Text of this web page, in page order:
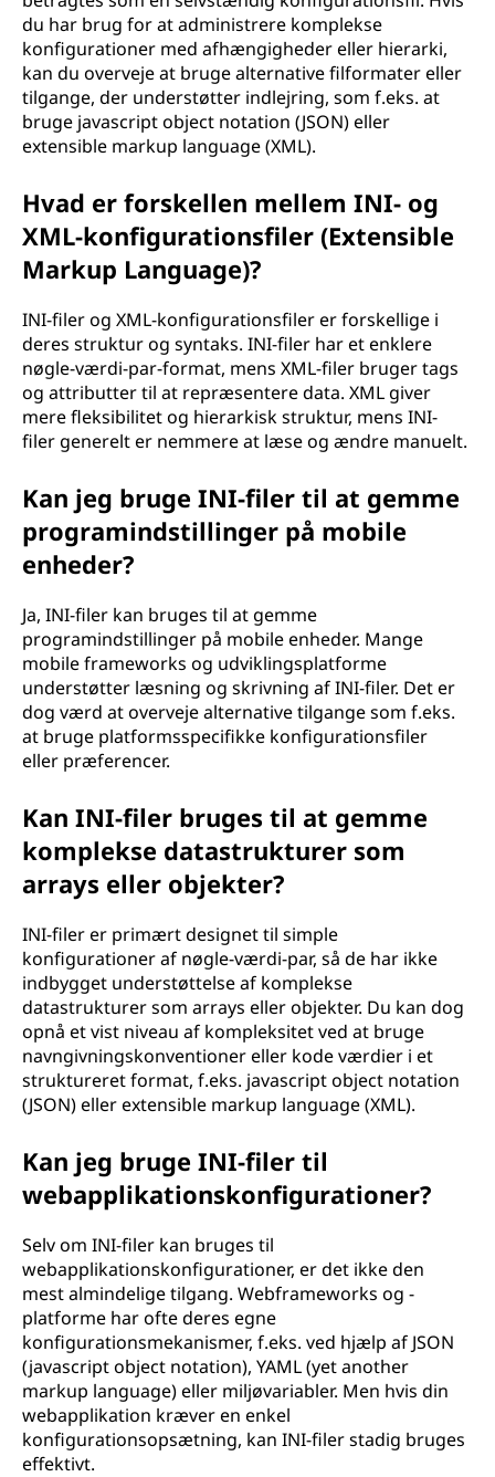
du har brug for at administrere komplekse
konfigurationer med afhængigheder eller hierarki,
kan du overveje at bruge alternative filformater eller
tilgange, der understøtter indlejring, som f.eks. at
bruge javascript object notation (JSON) eller
extensible markup language (XML).
Hvad er forskellen mellem INI- og
XML-konfigurationsfiler (Extensible
Markup Language)?
INI-filer og XML-konfigurationsfiler er forskellige i
deres struktur og syntaks. INI-filer har et enklere
nøgle-værdi-par-format, mens XML-filer bruger tags
og attributter til at repræsentere data. XML giver
mere fleksibilitet og hierarkisk struktur, mens INI-
filer generelt er nemmere at læse og ændre manuelt.
Kan jeg bruge INI-filer til at gemme
programindstillinger på mobile
enheder?
Ja, INI-filer kan bruges til at gemme
programindstillinger på mobile enheder. Mange
mobile frameworks og udviklingsplatforme
understøtter læsning og skrivning af INI-filer. Det er
dog værd at overveje alternative tilgange som f.eks.
at bruge platformsspecifikke konfigurationsfiler
eller præferencer.
Kan INI-filer bruges til at gemme
komplekse datastrukturer som
arrays eller objekter?
INI-filer er primært designet til simple
konfigurationer af nøgle-værdi-par, så de har ikke
indbygget understøttelse af komplekse
datastrukturer som arrays eller objekter. Du kan dog
opnå et vist niveau af kompleksitet ved at bruge
navngivningskonventioner eller kode værdier i et
struktureret format, f.eks. javascript object notation
(JSON) eller extensible markup language (XML).
Kan jeg bruge INI-filer til
webapplikationskonfigurationer?
Selv om INI-filer kan bruges til
webapplikationskonfigurationer, er det ikke den
mest almindelige tilgang. Webframeworks og -
platforme har ofte deres egne
konfigurationsmekanismer, f.eks. ved hjælp af JSON
(javascript object notation), YAML (yet another
markup language) eller miljøvariabler. Men hvis din
webapplikation kræver en enkel
konfigurationsopsætning, kan INI-filer stadig bruges
effektivt.